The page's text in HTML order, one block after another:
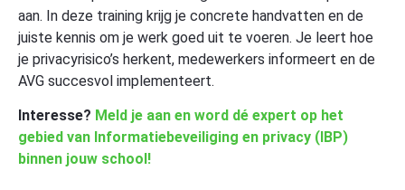
aan. In deze training krijg je concrete handvatten en de
juiste kennis om je werk goed uit te voeren. Je leert hoe
je privacyrisico’s herkent, medewerkers informeert en de
AVG succesvol implementeert.
Interesse? Meld je aan en word dé expert op het
gebied van Informatiebeveiliging en privacy (IBP)
binnen jouw school!